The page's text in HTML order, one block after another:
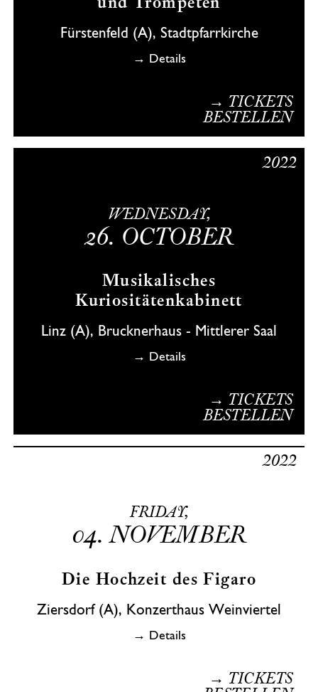
und Trompeten
Fürstenfeld (A), Stadtpfarrkirche
→ Details
→ TICKETS
BESTELLEN
WEDNESDAY,
26. OCTOBER
2022
Musikalisches
Kuriositätenkabinett
Linz (A), Brucknerhaus - Mittlerer Saal
→ Details
→ TICKETS
BESTELLEN
FRIDAY,
04. NOVEMBER
2022
Die Hochzeit des Figaro
Ziersdorf (A), Konzerthaus Weinviertel
→ Details
→ TICKETS